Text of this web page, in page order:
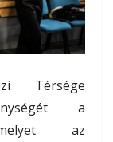
Térsége
a
az